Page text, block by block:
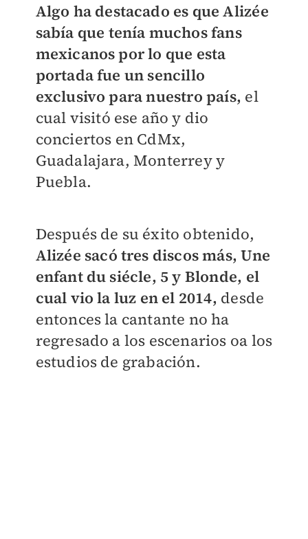
Algo ha destacado es que Alizée
sabía que tenía muchos fans
mexicanos por lo que esta
portada fue un sencillo
exclusivo para nuestro país, el
cual visitó ese año y dio
conciertos en CdMx,
Guadalajara, Monterrey y
Puebla.
Después de su éxito obtenido,
Alizée sacó tres discos más, Une
enfant du siécle, 5 y Blonde, el
cual vio la luz en el 2014, desde
entonces la cantante no ha
regresado a los escenarios oa los
estudios de grabación.